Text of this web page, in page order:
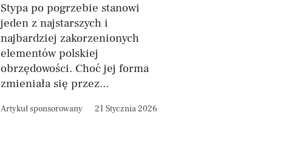
Stypa po pogrzebie stanowi
jeden z najstarszych i
najbardziej zakorzenionych
elementów polskiej
obrzędowości. Choć jej forma
zmieniała się przez...
Artykuł sponsorowany 21 Stycznia 2026